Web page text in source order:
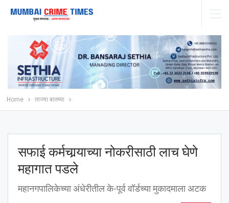
Home ताज्या बातम्या
सफाई कर्मचार्‍याच्या नोकरीसाठी लाच घेणे
महागात पडले
महानगपालिकेच्या अंधेरीतील के-पूर्व वॉर्डच्या मुकादमाला अटक